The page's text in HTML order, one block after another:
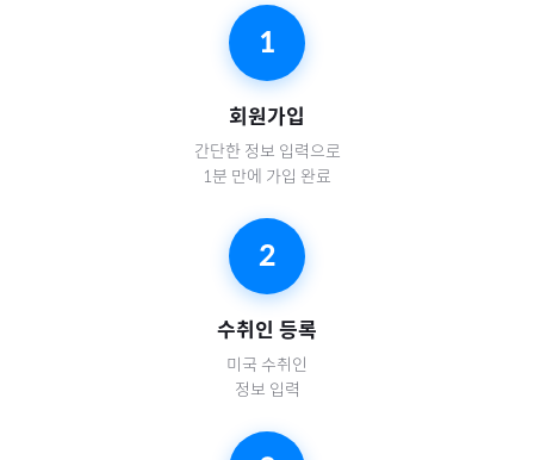
1
회원가입
간단한 정보 입력으로
1분 만에 가입 완료
2
수취인 등록
미국 수취인
정보 입력